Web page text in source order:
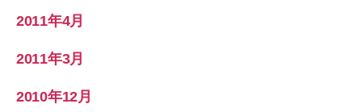
2011年4月
2011年3月
2010年12月